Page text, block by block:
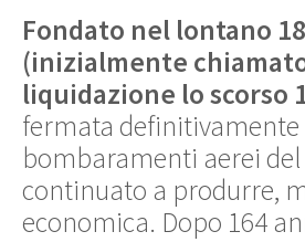
Fondato nel lontano
(inizialmente
liquidazione lo scorso
fermata definitivamente
bombaramenti aerei
continuato a produrre,
economica. Dopo 164